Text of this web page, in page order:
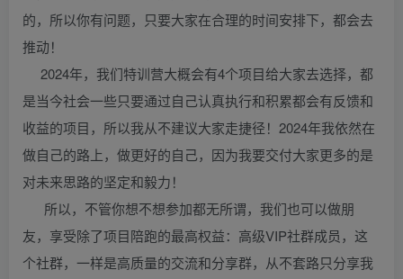
的，所以你有问题，只要大家在合理的时间安排下，都会去
推动！
2024年，我们特训营大概会有4个项目给大家去选择，都
是当今社会一些只要通过自己认真执行和积累都会有反馈和
收益的项目，所以我从不建议大家走捷径！2024年我依然在
做自己的路上，做更好的自己，因为我要交付大家更多的是
对未来思路的坚定和毅力！
所以，不管你想不想参加都无所谓，我们也可以做朋
友，享受除了项目陪跑的最高权益：高级VIP社群成员，这
个社群，一样是高质量的交流和分享群，从不套路只分享我